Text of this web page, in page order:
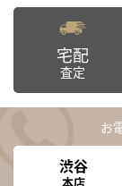
宅配
査定
お
渋谷
本店